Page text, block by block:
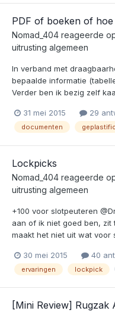
PDF of boeken of
Nomad_404 reageerde
uitrusting algemeen
In verband met
bepaalde informatie
Verder ben ik bezig zelf
31 mei 2015 29
documenten
Lockpicks
Nomad_404 reageerde
uitrusting algemeen
+100 voor slotpeuteren
aan of ik niet goed ben, zit
maakt het niet uit wat voor
30 mei 2015 40
ervaringen lockpick
[Mini Review] Rugzak